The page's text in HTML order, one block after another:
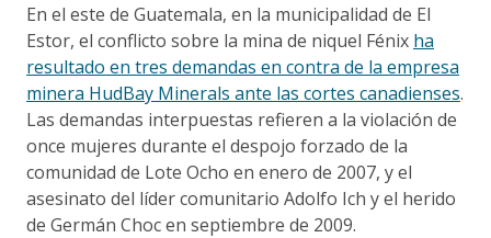
En el este de Guatemala, en la municipalidad de El
Estor, el conflicto sobre la mina de niquel Fénix ha
resultado en tres demandas en contra de la empresa
minera HudBay Minerals ante las cortes canadienses.
Las demandas interpuestas refieren a la violación de
once mujeres durante el despojo forzado de la
comunidad de Lote Ocho en enero de 2007, y el
asesinato del líder comunitario Adolfo Ich y el herido
de Germán Choc en septiembre de 2009.